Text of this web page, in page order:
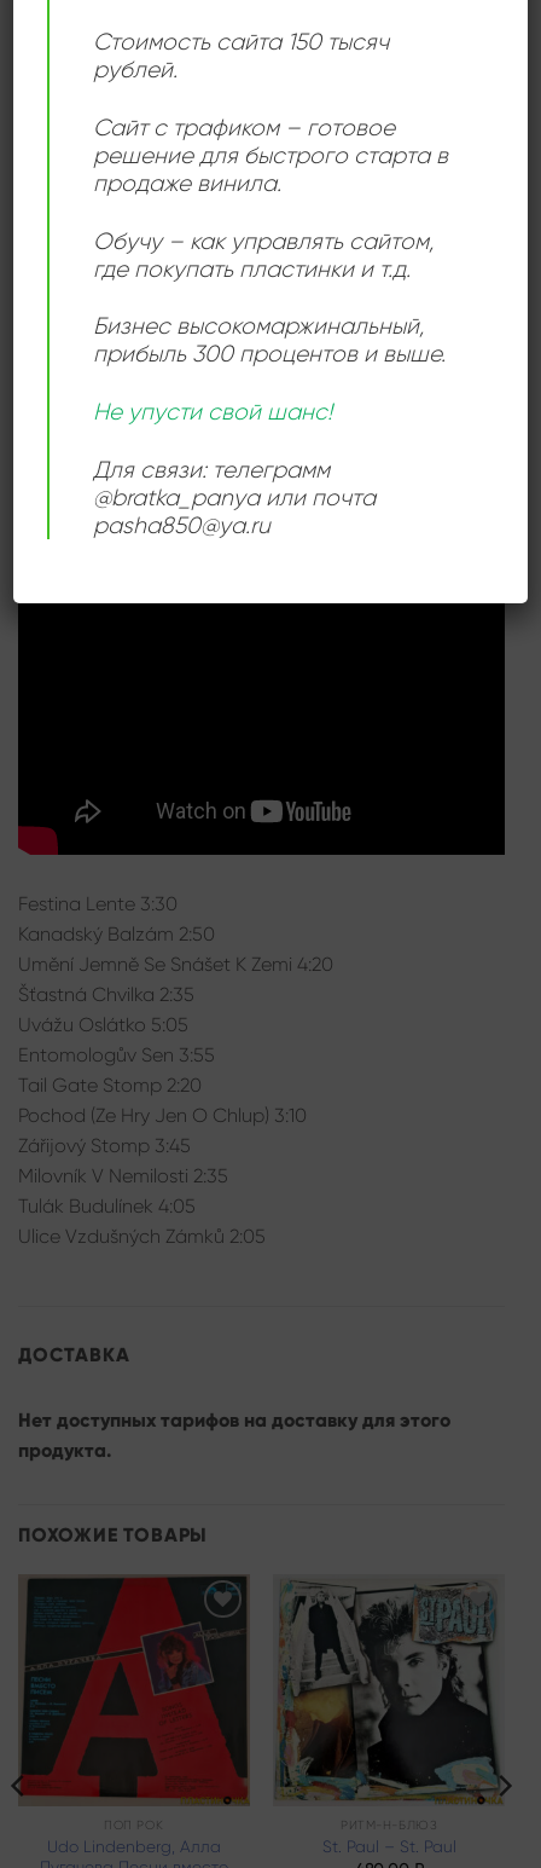
СЛУШАТЬ ОНЛАЙН:
Festina Lente 3:30
Kanadský Balzám 2:50
Umění Jemně Se Snášet K Zemi 4:20
Šťastná Chvilka 2:35
Uvážu Oslátko 5:05
Entomologův Sen 3:55
Tail Gate Stomp 2:20
Pochod (Ze Hry Jen O Chlup) 3:10
Zářijový Stomp 3:45
Milovník V Nemilosti 2:35
Tulák Budulínek 4:05
Ulice Vzdušných Zámků 2:05
ДОСТАВКА
Нет доступных тарифов на доставку для этого
продукта.
ПОХОЖИЕ ТОВАРЫ
Add to
wishlist
ПОП РОК
Udo Lindenberg, Алла
Add to
wishlist
РИТМ-Н-БЛЮЗ
St. Paul – St. Paul
Стоимость сайта 150 тысяч
рублей.
Сайт с трафиком – готовое
решение для быстрого старта в
продаже винила.
Обучу – как управлять сайтом,
где покупать пластинки и т.д.
Бизнес высокомаржинальный,
прибыль 300 процентов и выше.
Не упусти свой шанс!
Для связи: телеграмм
@bratka_panya или почта
pasha850@ya.ru